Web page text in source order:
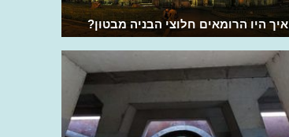
איך היו הרומאים חלוצי הבניה מבטון?